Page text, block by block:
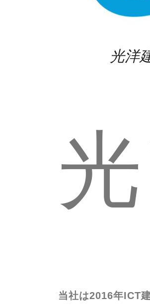
光洋
光
当社は2016年ICT